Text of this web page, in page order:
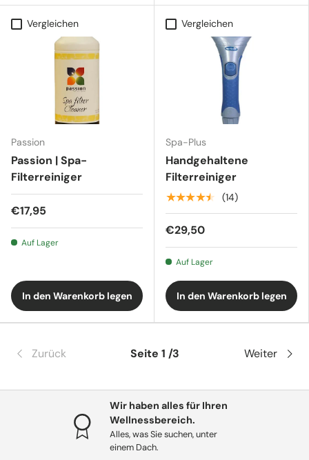
Vergleichen
Passion
Passion | Spa-
Filterreiniger
€17,95
Auf Lager
In den Warenkorb legen
Vergleichen
Spa-Plus
Handgehaltene
Filterreiniger
★★★★★ (14)
€29,50
Auf Lager
In den Warenkorb legen
Zurück Seite 1 /3 Weiter
Wir haben alles für Ihren
Wellnessbereich.
Alles, was Sie suchen, unter
einem Dach.